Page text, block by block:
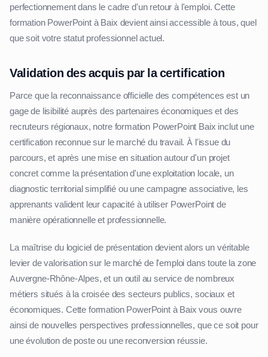
perfectionnement dans le cadre d'un retour à l'emploi. Cette
formation PowerPoint à Baix devient ainsi accessible à tous, quel
que soit votre statut professionnel actuel.
Validation des acquis par la certification
Parce que la reconnaissance officielle des compétences est un
gage de lisibilité auprès des partenaires économiques et des
recruteurs régionaux, notre formation PowerPoint Baix inclut une
certification reconnue sur le marché du travail. À l'issue du
parcours, et après une mise en situation autour d'un projet
concret comme la présentation d'une exploitation locale, un
diagnostic territorial simplifié ou une campagne associative, les
apprenants valident leur capacité à utiliser PowerPoint de
manière opérationnelle et professionnelle.
La maîtrise du logiciel de présentation devient alors un véritable
levier de valorisation sur le marché de l'emploi dans toute la zone
Auvergne-Rhône-Alpes, et un outil au service de nombreux
métiers situés à la croisée des secteurs publics, sociaux et
économiques. Cette formation PowerPoint à Baix vous ouvre
ainsi de nouvelles perspectives professionnelles, que ce soit pour
une évolution de poste ou une reconversion réussie.